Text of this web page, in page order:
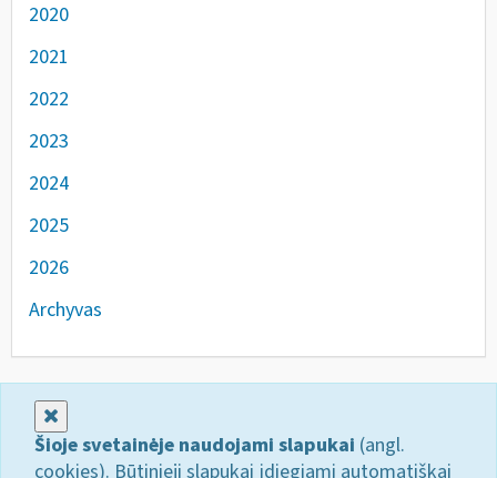
2020
2021
2022
2023
2024
2025
2026
Archyvas
Šioje svetainėje naudojami slapukai (angl.
cookies). Būtinieji slapukai įdiegiami automatiškai